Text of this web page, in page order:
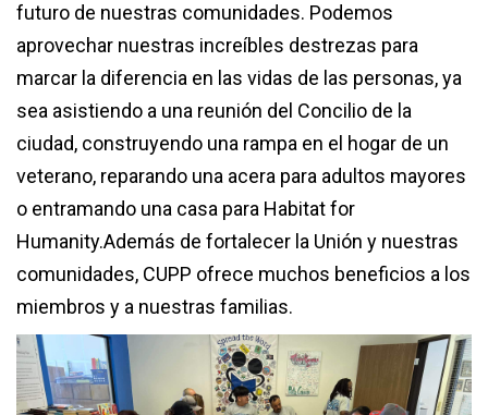
futuro de nuestras comunidades. Podemos
aprovechar nuestras increíbles destrezas para
marcar la diferencia en las vidas de las personas, ya
sea asistiendo a una reunión del Concilio de la
ciudad, construyendo una rampa en el hogar de un
veterano, reparando una acera para adultos mayores
o entramando una casa para Habitat for
Humanity.Además de fortalecer la Unión y nuestras
comunidades, CUPP ofrece muchos beneficios a los
miembros y a nuestras familias.